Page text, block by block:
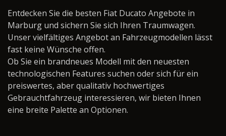
Entdecken Sie die besten Fiat Ducato Angebote in
Marburg und sichern Sie sich Ihren Traumwagen.
Unser vielfältiges Angebot an Fahrzeugmodellen lässt
fast keine Wünsche offen.
Ob Sie ein brandneues Modell mit den neuesten
technologischen Features suchen oder sich für ein
preiswertes, aber qualitativ hochwertiges
Gebrauchtfahrzeug interessieren, wir bieten Ihnen
eine breite Palette an Optionen.